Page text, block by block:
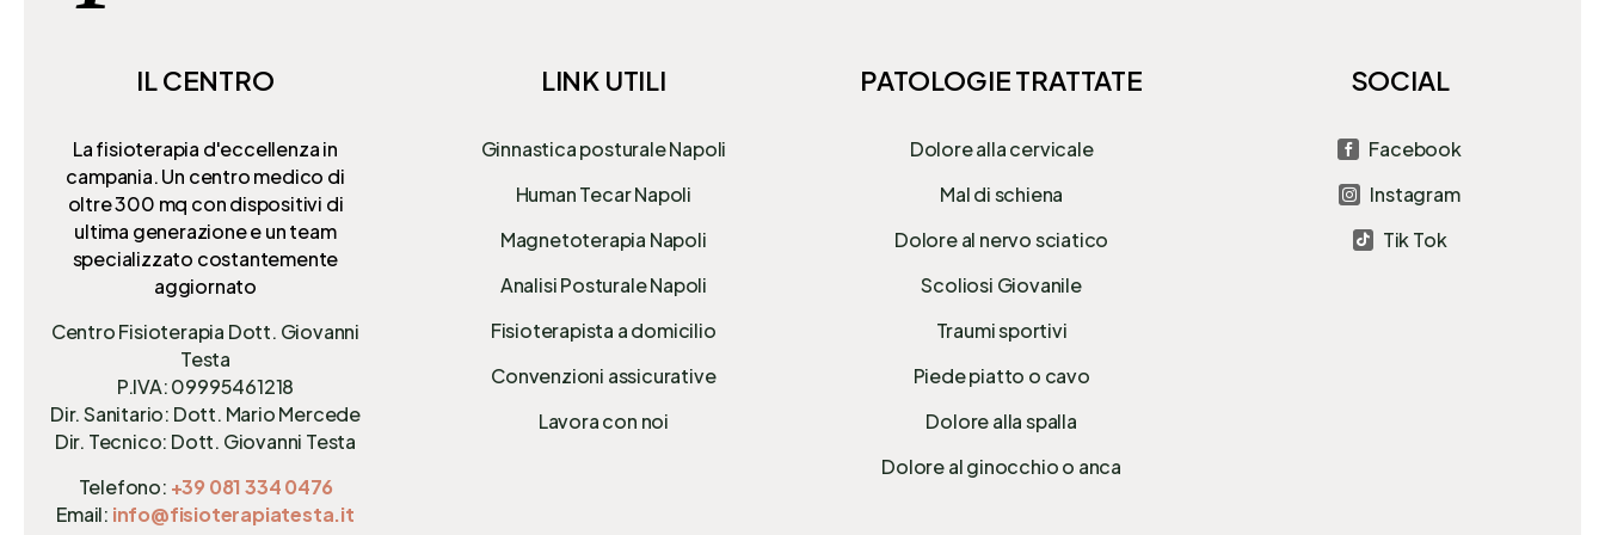
IL CENTRO
La fisioterapia d'eccellenza in
campania. Un centro medico di
oltre 300 mq con dispositivi di
ultima generazione e un team
specializzato costantemente
aggiornato
Centro Fisioterapia Dott. Giovanni
Testa
P.IVA: 09995461218
Dir. Sanitario: Dott. Mario Mercede
Dir. Tecnico: Dott. Giovanni Testa
Telefono: +39 081 334 0476
Email: info@fisioterapiatesta.it
LINK UTILI
Ginnastica posturale Napoli
Human Tecar Napoli
Magnetoterapia Napoli
Analisi Posturale Napoli
Fisioterapista a domicilio
Convenzioni assicurative
Lavora con noi
PATOLOGIE TRATTATE
Dolore alla cervicale
Mal di schiena
Dolore al nervo sciatico
Scoliosi Giovanile
Traumi sportivi
Piede piatto o cavo
Dolore alla spalla
Dolore al ginocchio o anca
SOCIAL
 Facebook
 Instagram
 Tik Tok